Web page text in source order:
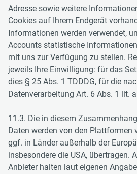
Adresse sowie weitere
Cookies auf Ihrem Endgerät
Informationen werden verwendet,
Accounts statistische
mit uns zur Verfügung zu stellen.
jeweils Ihre Einwilligung: für das
dies § 25 Abs. 1 TDDDG, für die
Datenverarbeitung Art. 6 Abs. 1 lit. a
11.3. Die in diesem
Daten werden von den Plattformen
ggf. in Länder außerhalb der
insbesondere die USA, übertragen.
Anbieter halten laut eigenen